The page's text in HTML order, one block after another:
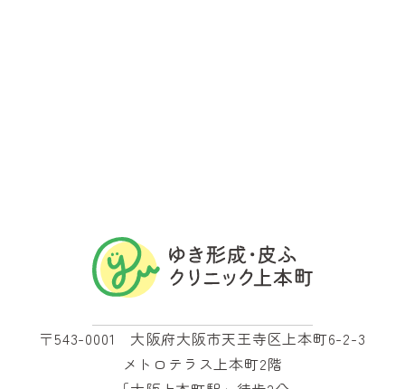
〒543-0001 大阪府大阪市天王寺区上本町6-2-3
メトロテラス上本町2階